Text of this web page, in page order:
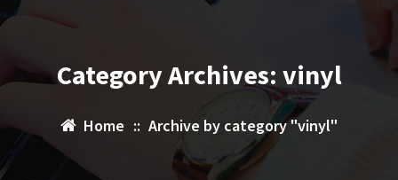
Category Archives: vinyl
Home :: Archive by category "vinyl"